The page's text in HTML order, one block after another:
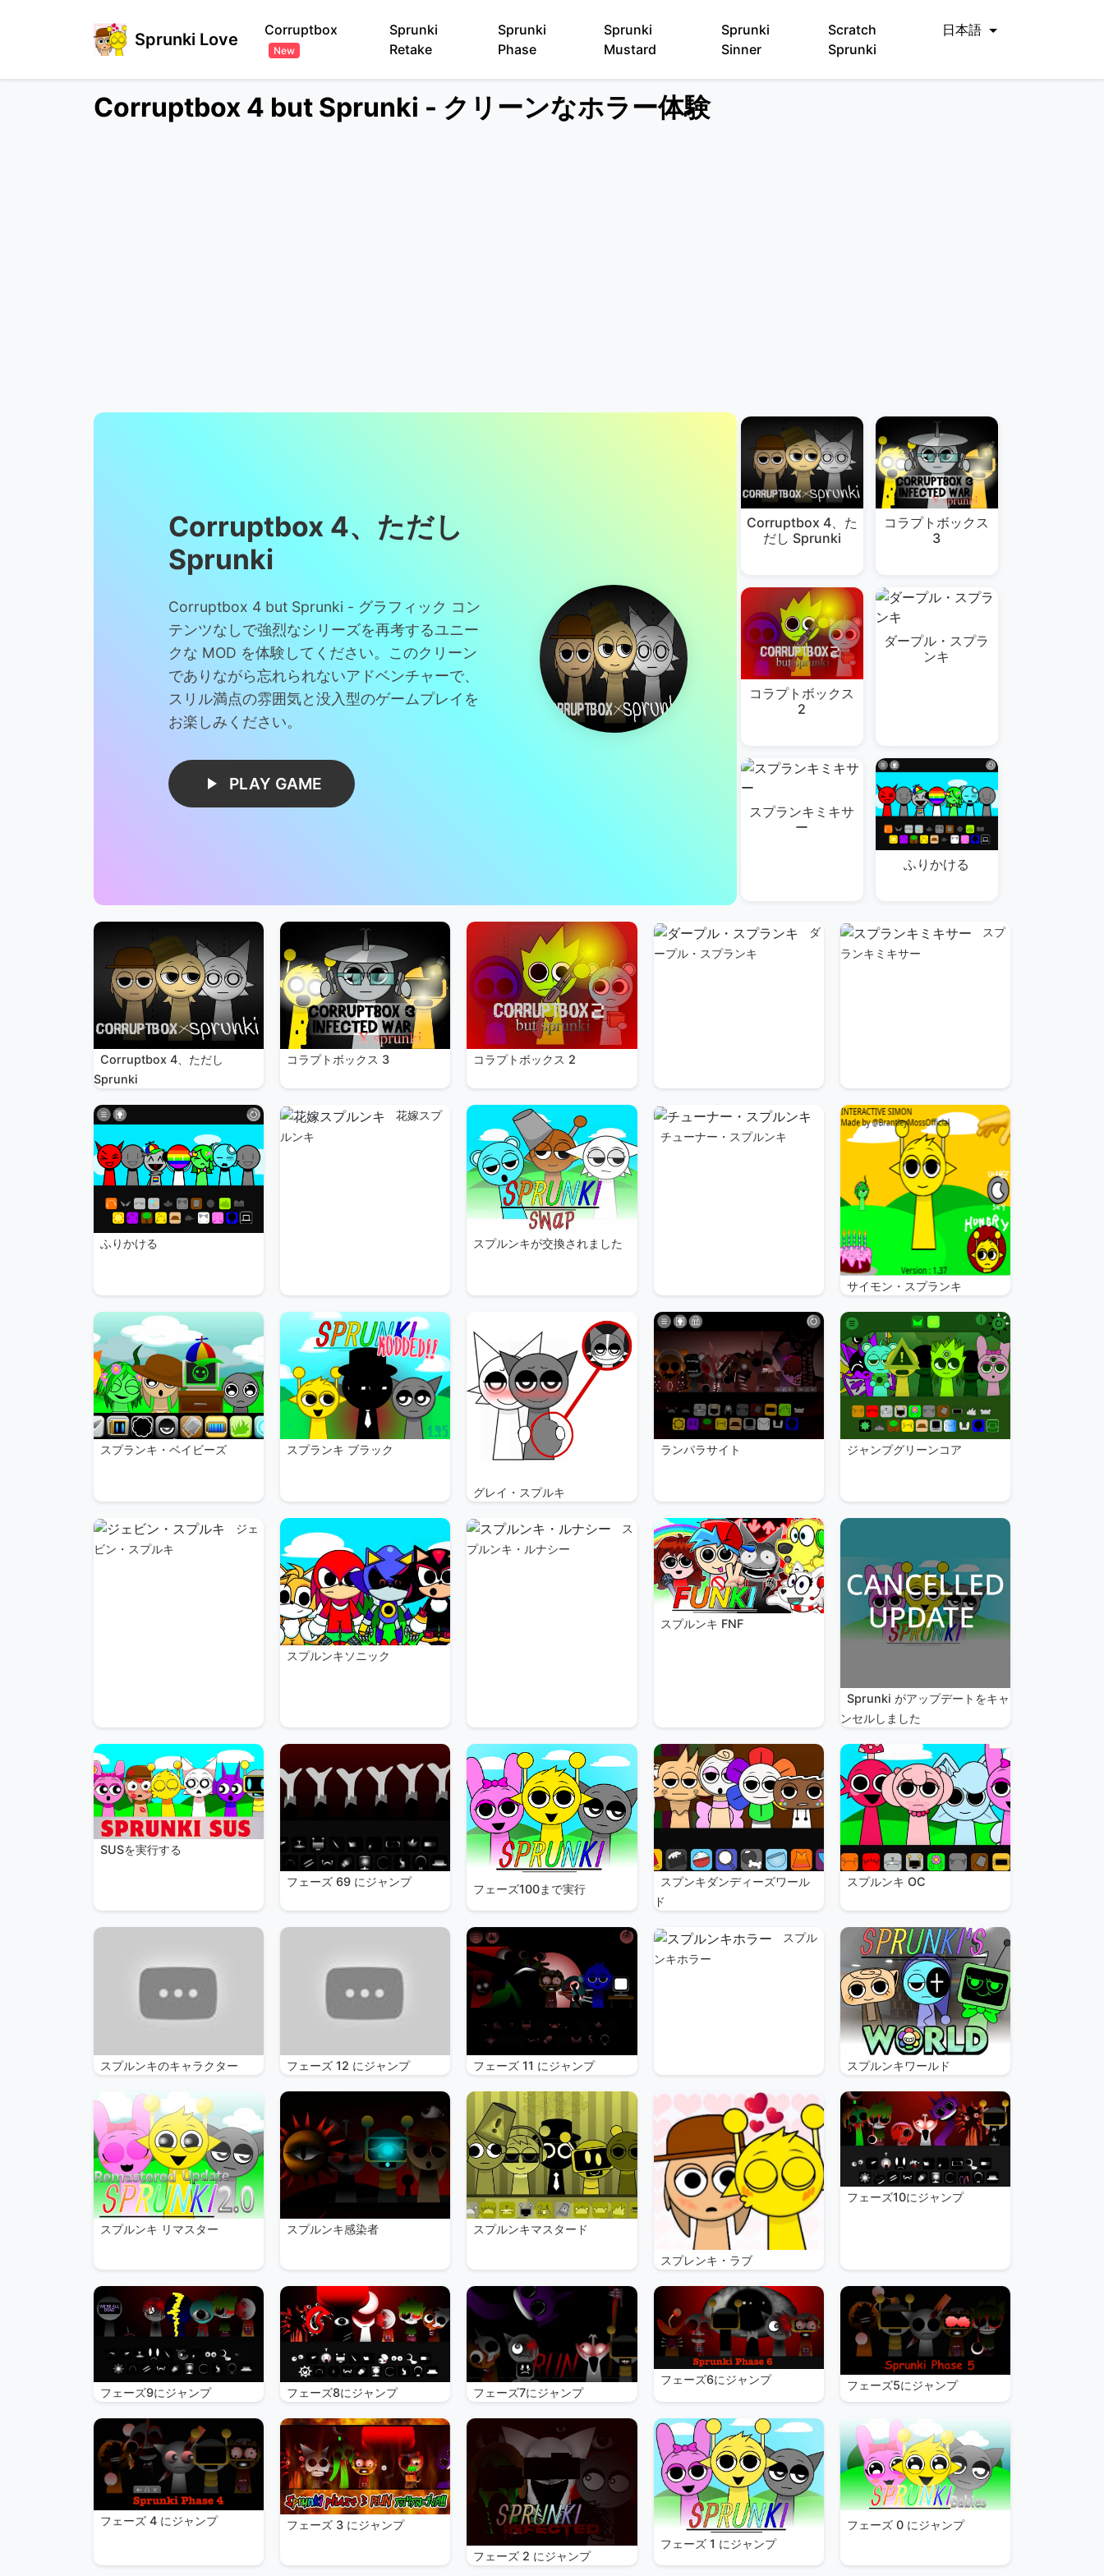
Sprunki Love Corruptbox
New
Sprunki
Retake
Sprunki
Phase
Sprunki
Mustard
Sprunki
Sinner
Scratch
Sprunki
日本語
Corruptbox 4 but Sprunki - クリーンなホラー体験
Corruptbox 4、ただし
Sprunki
Corruptbox 4 but Sprunki - グラフィック コン
テンツなしで強烈なシリーズを再考するユニー
クな MOD を体験してください。このクリーン
でありながら忘れられないアドベンチャーで、
スリル満点の雰囲気と没入型のゲームプレイを
お楽しみください。
PLAY GAME
Corruptbox 4、た
だし Sprunki
コラプトボックス
3
コラプトボックス
2
ダープル・スプラ
ンキ
スプランキミキサ
ー
ふりかける
Corruptbox 4、ただし
Sprunki
コラプトボックス 3 コラプトボックス 2
ダ
ープル・スプランキ
スプ
ランキミキサー
ふりかける
花嫁スプ
ルンキ
スプルンキが交換されました
チューナー・スプルンキ
サイモン・スプランキ
スプランキ・ベイビーズ スプランキ ブラック
グレイ・スプルキ
ランパラサイト ジャンプグリーンコア
ジェ
ビン・スプルキ
スプルンキソニック
ス
プルンキ・ルナシー
スプルンキ FNF
Sprunki がアップデートをキャ
ンセルしました
SUSを実行する
フェーズ 69 にジャンプ
フェーズ100まで実行
スプンキダンディーズワール
ド
スプルンキ OC
スプルンキのキャラクター フェーズ 12 にジャンプ フェーズ 11 にジャンプ
スプル
ンキホラー
スプルンキワールド
スプルンキ リマスター スプルンキ感染者 スプルンキマスタード
スプレンキ・ラブ
フェーズ10にジャンプ
フェーズ9にジャンプ フェーズ8にジャンプ フェーズ7にジャンプ
フェーズ6にジャンプ フェーズ5にジャンプ
フェーズ 4 にジャンプ フェーズ 3 にジャンプ
フェーズ 2 にジャンプ
フェーズ 1 にジャンプ
フェーズ 0 にジャンプ